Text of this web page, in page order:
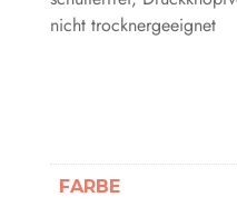
nicht trocknergeeignet
FARBE